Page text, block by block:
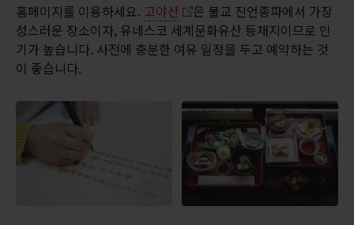
홈페이지를 이용하세요. 고야산
은 불교 진언종파에서 가장
성스러운 장소이자, 유네스코 세계문화유산 등재지이므로 인
기가 높습니다. 사전에 충분한 여유 일정을 두고 예약하는 것
이 좋습니다.